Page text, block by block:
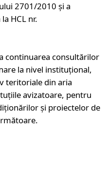
2701/2010 și a
HCL nr.
continuarea consultărilor
la nivel instituțional,
teritoriale din aria
avizatoare, pentru
și proiectelor de